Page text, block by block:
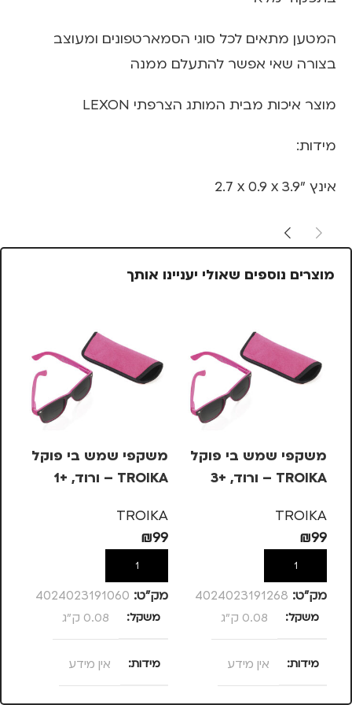
המטען מתאים לכל סוגי הסמארטפונים ומעוצב
בצורה שאי אפשר להתעלם ממנה
מוצר איכות מבית המותג הצרפתי LEXON
מידות:
2.7 x 0.9 x 3.9” אינץ
מוצרים נוספים שאולי יעניינו אותך
משקפי שמש בי פוקל
TROIKA – ורוד, +3
TROIKA
₪99
הוספה לסל
מק”ט: 4024023191268
משקל 0.08 ק"ג
מידות אין מידע
משקפי שמש בי פוקל
TROIKA – ורוד, +1
TROIKA
₪99
הוספה לסל
מק”ט: 4024023191060
משקל 0.08 ק"ג
מידות אין מידע